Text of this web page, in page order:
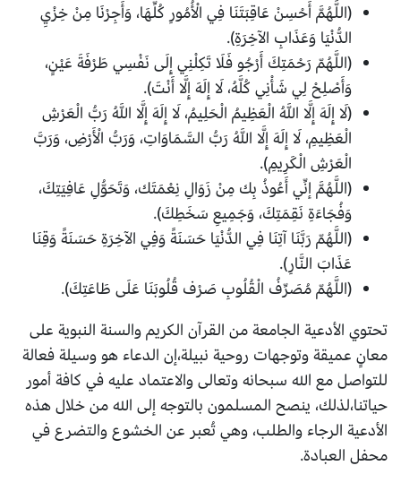
(اللَّهُمَّ أَحْسِنْ عَاقِبَتَنَا فِي الْأُمُورِ كُلِّهَا، وَأَجِرْنَا مِنْ خِزْيِ
الدُّنْيَا وَعَذَابِ الآخِرَةِ).
(اللَّهُمّ رَحْمَتِكَ أَرْجُو فَلَا تَكِلْنِي إِلَى نَفْسِي طَرْفَةَ عَيْنٍ،
وَأَصْلِحْ لِي شَأْنِي كُلَّهُ، لَا إِلَهَ إِلَّا أَنْتَ).
(لَا إِلَهَ إِلَّا اللَّهُ الْعَظِيمُ الْحَلِيمُ، لَا إِلَهَ إِلَّا اللَّهُ رَبُّ الْعَرْشِ
الْعَظِيمِ، لَا إِلَهَ إِلَّا اللَّهُ رَبُّ السَّمَاوَاتِ، وَرَبُّ الْأَرْضِ، وَرَبَّ
الْعَرْشِ الْكَرِيمِ).
(اللَّهُمَّ إنِّي أَعُوذُ بِك مِنْ زَوَالِ نِعْمَتَك، وَتَحَوُّلِ عَافِيَتِكَ،
وَفُجَاءَةِ نَقِمَتِكَ، وَجَمِيعِ سَخَطِكَ).
(اللَّهُمّ رَبَّنَا آتِنَا فِي الدُّنْيَا حَسَنَةً وَفِي الآخِرَةِ حَسَنَةً وَقِنَا
عَذَابَ النَّارِ).
(اللَّهُمّ مُصَرِّفُ الْقُلُوبِ صَرْف قُلُوبَنَا عَلَى طَاعَتِكَ).
تحتوي الأدعية الجامعة من القرآن الكريم والسنة النبوية على
معانٍ عميقة وتوجهات روحية نبيلة،إن الدعاء هو وسيلة فعالة
للتواصل مع الله سبحانه وتعالى والاعتماد عليه في كافة أمور
حياتنا،لذلك، ينصح المسلمون بالتوجه إلى الله من خلال هذه
الأدعية الرجاء والطلب، وهي تُعبر عن الخشوع والتضرع في
محفل العبادة.